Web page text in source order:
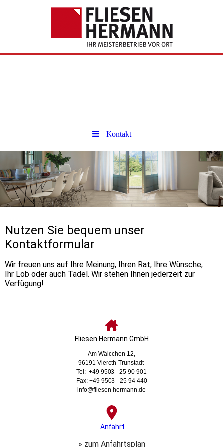
Kontakt
Nutzen Sie bequem unser
Kontaktformular
Wir freuen uns auf Ihre Meinung, Ihren Rat, Ihre Wünsche,
Ihr Lob oder auch Tadel. Wir stehen Ihnen jederzeit zur
Verfügung!
Fliesen Hermann GmbH
Am Wäldchen 12,
96191 Viereth-Trunstadt
Tel: +49 9503 - 25 90 901
Fax: +49 9503 - 25 94 440
info@fliesen-hermann.de
Anfahrt
» zum Anfahrtsplan